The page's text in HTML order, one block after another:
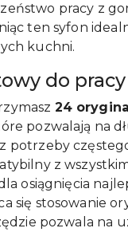
pracy z
ten syfon
kuchni.
do pracy
24
pozwalają na
potrzeby
z
osiągnięcia
się stosowanie
pozwala na